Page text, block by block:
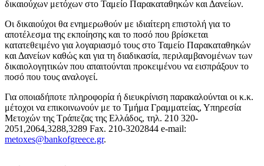
δικαιούχων μετόχων στο Ταμείο Παρακαταθηκών και Δανείων.
Οι δικαιούχοι θα ενημερωθούν με ιδιαίτερη επιστολή για το
αποτέλεσμα της εκποίησης και το ποσό που βρίσκεται
κατατεθειμένο για λογαριασμό τους στο Ταμείο Παρακαταθηκών
και Δανείων καθώς και για τη διαδικασία, περιλαμβανομένων των
δικαιολογητικών που απαιτούνται προκειμένου να εισπράξουν το
ποσό που τους αναλογεί.
Για οποιαδήποτε πληροφορία ή διευκρίνιση παρακαλούνται οι κ.κ.
μέτοχοι να επικοινωνούν με το Τμήμα Γραμματείας, Υπηρεσία
Μετοχών της Τράπεζας της Ελλάδος, τηλ. 210 320-
2051,2064,3288,3289 Fax. 210-3202844 e-mail:
metoxes@bankofgreece.gr.